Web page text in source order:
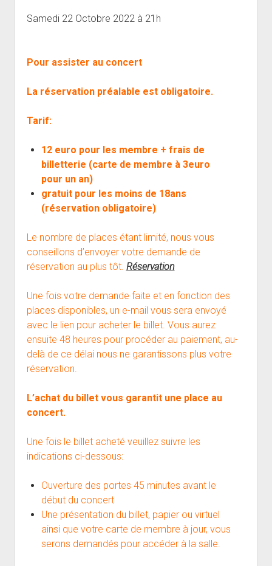
Rencontres départementales
Nos Equipements
Animer une soirée Jazz Club
Tarifs
Contact
Samedi 22 Octobre 2022 à 21h
Pour assister au concert
La réservation préalable est obligatoire.
Tarif:
12 euro pour les membre + frais de
billetterie (carte de membre à 3euro
pour un an)
gratuit pour les moins de 18ans
(réservation obligatoire)
Le nombre de places étant limité, nous vous
conseillons d’envoyer votre demande de
réservation au plus tôt. Réservation
Une fois votre demande faite et en fonction des
places disponibles, un e-mail vous sera envoyé
avec le lien pour acheter le billet. Vous aurez
ensuite 48 heures pour procéder au paiement, au-
delà de ce délai nous ne garantissons plus votre
réservation.
L’achat du billet vous garantit une place au
concert.
Une fois le billet acheté veuillez suivre les
indications ci-dessous:
Ouverture des portes 45 minutes avant le
début du concert
Une présentation du billet, papier ou virtuel
ainsi que votre carte de membre à jour, vous
serons demandés pour accéder à la salle.